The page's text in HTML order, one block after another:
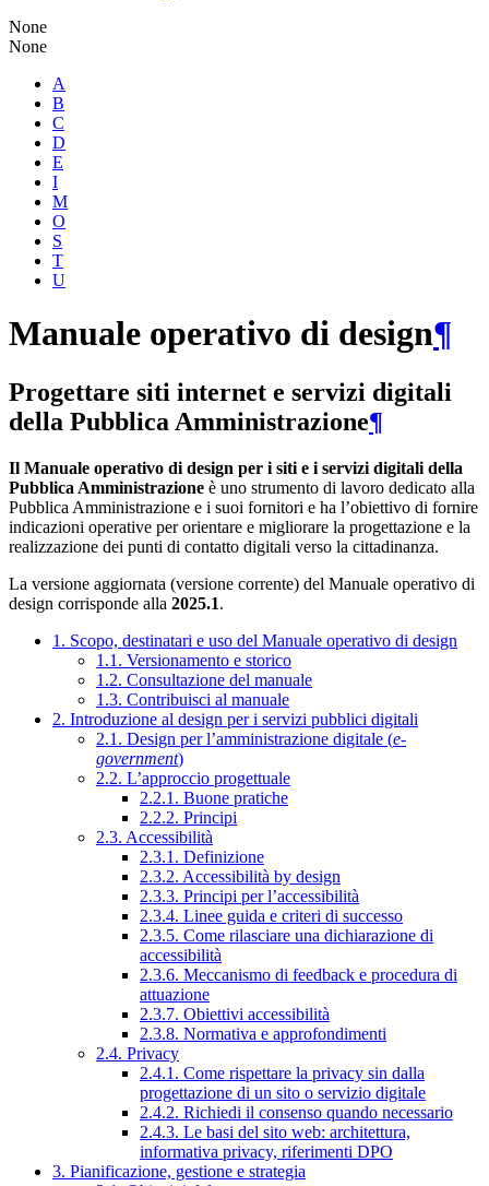
None
None
A
B
C
D
E
I
M
O
S
T
U
Manuale operativo di design¶
Progettare siti internet e servizi digitali
della Pubblica Amministrazione¶
Il Manuale operativo di design per i siti e i servizi digitali della
Pubblica Amministrazione è uno strumento di lavoro dedicato alla
Pubblica Amministrazione e i suoi fornitori e ha l’obiettivo di fornire
indicazioni operative per orientare e migliorare la progettazione e la
realizzazione dei punti di contatto digitali verso la cittadinanza.
La versione aggiornata (versione corrente) del Manuale operativo di
design corrisponde alla 2025.1.
1. Scopo, destinatari e uso del Manuale operativo di design
1.1. Versionamento e storico
1.2. Consultazione del manuale
1.3. Contribuisci al manuale
2. Introduzione al design per i servizi pubblici digitali
2.1. Design per l’amministrazione digitale (e-
government)
2.2. L’approccio progettuale
2.2.1. Buone pratiche
2.2.2. Principi
2.3. Accessibilità
2.3.1. Definizione
2.3.2. Accessibilità by design
2.3.3. Principi per l’accessibilità
2.3.4. Linee guida e criteri di successo
2.3.5. Come rilasciare una dichiarazione di
accessibilità
2.3.6. Meccanismo di feedback e procedura di
attuazione
2.3.7. Obiettivi accessibilità
2.3.8. Normativa e approfondimenti
2.4. Privacy
2.4.1. Come rispettare la privacy sin dalla
progettazione di un sito o servizio digitale
2.4.2. Richiedi il consenso quando necessario
2.4.3. Le basi del sito web: architettura,
informativa privacy, riferimenti DPO
3. Pianificazione, gestione e strategia